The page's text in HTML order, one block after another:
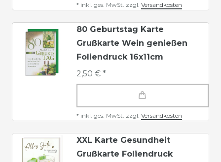
* inkl. ges. MwSt. zzgl. Versandkosten
80 Geburtstag Karte
Grußkarte Wein genießen
Foliendruck 16x11cm
2,50 € *
* inkl. ges. MwSt. zzgl. Versandkosten
XXL Karte Gesundheit
Grußkarte Foliendruck